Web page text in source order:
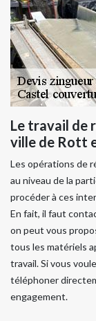
Le travail de
ville de Rott
Les opérations de
au niveau de la
procéder à ces
En fait, il faut
on peut vous
tous les matériels
travail. Si vous
téléphoner
engagement.